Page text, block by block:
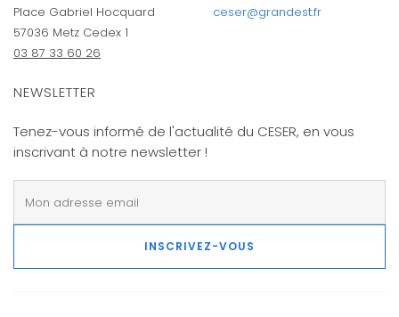
Place Gabriel Hocquard
57036 Metz Cedex 1
03 87 33 60 26
ceser@grandest.fr
NEWSLETTER
Tenez-vous informé de l'actualité du CESER, en vous
inscrivant à notre newsletter !
INSCRIVEZ-VOUS